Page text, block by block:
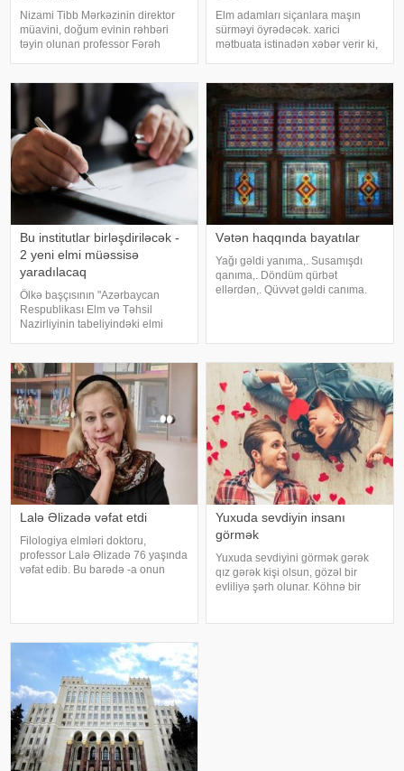
Nizami Tibb Mərkəzinin direktor
müavini, doğum evinin rəhbəri
təyin olunan professor Fərəh
istinadən xəbər verir ki, o,
akademik Afad Qurbanovun
qızıdır
Elm adamları siçanlara maşın
sürməyi öyrədəcək. xarici
mətbuata istinadən xəbər verir ki,
Conversation" jurnalına yazdığı
essedə siçovullara maşın sürməyi
öyrətdiy
Bu institutlar birləşdiriləcək -
2 yeni elmi müəssisə
yaradılacaq
Ölkə başçısının "Azərbaycan
Respublikası Elm və Təhsil
Nazirliyinin tabeliyindəki elmi
səmərəliliyinin artırılması ilə bağlı
əlavə tədbirlər haqqında" müvafiq
sərəncamın
Vətən haqqında bayatılar
Yağı gəldi yanıma,. Susamışdı
qanıma,. Döndüm qürbət
ellərdən,. Qüvvət gəldi canıma.
Gözə
Lalə Əlizadə vəfat etdi
Filologiya elmləri doktoru,
professor Lalə Əlizadə 76 yaşında
vəfat edib. Bu barədə -a onun
qəbiristanlıqd
Yuxuda sevdiyin insanı
görmək
Yuxuda sevdiyini görmək gərək
qız gərək kişi olsun, gözəl bir
evliliyə şərh olunar. Köhnə bir